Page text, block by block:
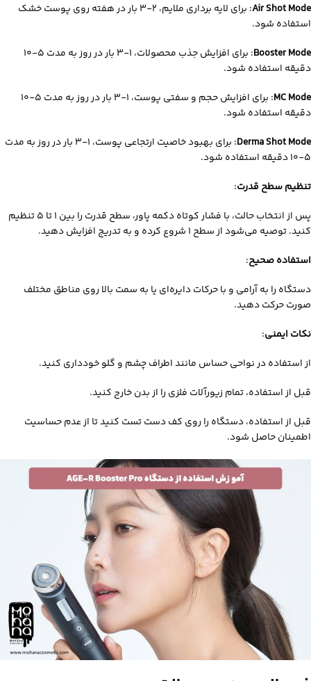
Air Shot Mode
: برای لایه‌ برداری ملایم، ۲-۳ بار در هفته روی پوست خشک
استفاده شود.
Booster Mode
: برای افزایش جذب محصولات، ۱-۳ بار در روز به مدت ۵-۱۰
دقیقه استفاده شود.
MC Mode
: برای افزایش حجم و سفتی پوست، ۱-۳ بار در روز به مدت ۵-۱۰
دقیقه استفاده شود.
Derma Shot Mode
: برای بهبود خاصیت ارتجاعی پوست، ۱-۳ بار در روز به مدت
۵-۱۰ دقیقه استفاده شود.
تنظیم سطح قدرت:
پس از انتخاب حالت، با فشار کوتاه دکمه پاور، سطح قدرت را بین ۱ تا ۵ تنظیم
کنید. توصیه می‌شود از سطح ۱ شروع کرده و به‌ تدریج افزایش دهید.
استفاده صحیح:
دستگاه را به‌ آرامی و با حرکات دایره‌ای یا به سمت بالا روی مناطق مختلف
صورت حرکت دهید.
نکات ایمنی:
از استفاده در نواحی حساس مانند اطراف چشم و گلو خودداری کنید.
قبل از استفاده، تمام زیورآلات فلزی را از بدن خارج کنید.
قبل از استفاده، دستگاه را روی کف دست تست کنید تا از عدم حساسیت
اطمینان حاصل شود.